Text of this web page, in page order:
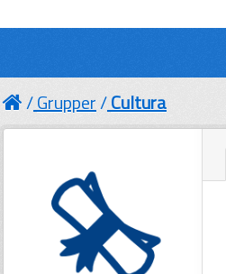
Grupper Cultura